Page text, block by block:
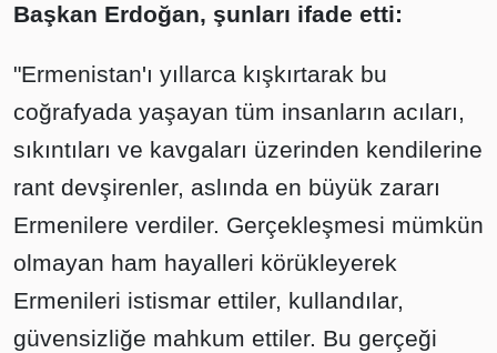
Başkan Erdoğan, şunları ifade etti:
"Ermenistan'ı yıllarca kışkırtarak bu
coğrafyada yaşayan tüm insanların acıları,
sıkıntıları ve kavgaları üzerinden kendilerine
rant devşirenler, aslında en büyük zararı
Ermenilere verdiler. Gerçekleşmesi mümkün
olmayan ham hayalleri körükleyerek
Ermenileri istismar ettiler, kullandılar,
güvensizliğe mahkum ettiler. Bu gerçeği